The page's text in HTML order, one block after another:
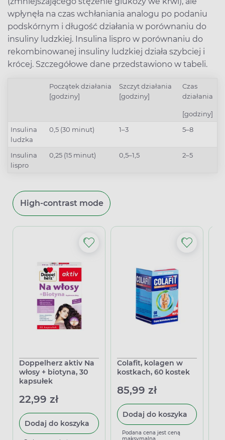
wpłynęła na czas wchłaniania analogu po podaniu
podskórnym i długość działania w porównaniu do
insuliny ludzkiej. Insulina lispro w porównaniu do
rekombinowanej insuliny ludzkiej działa szybciej i
krócej. Szczegółowe dane przedstawiono w tabeli.
Początek działania
[godziny]
Szczyt działania
[godziny]
Czas
działania
[godziny]
Insulina
ludzka
0,5 (30 minut) 1–3 5–8
Insulina
lispro
0,25 (15 minut) 0,5–1,5 2–5
High-contrast mode
Doppelherz aktiv Na
włosy + biotyna, 30
kapsułek
22,99 zł
Dodaj do koszyka
Colafit, kolagen w
kostkach, 60 kostek
85,99 zł
Dodaj do koszyka
Podana cena jest ceną
maksymalną